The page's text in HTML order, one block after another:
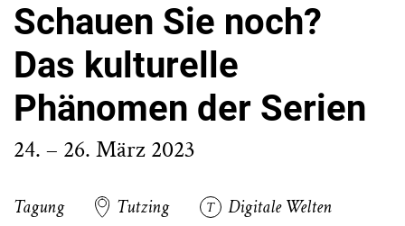
Schauen Sie noch?
Das kulturelle
Phänomen der Serien
24. – 26. März 2023
Tagung Tutzing Digitale Welten